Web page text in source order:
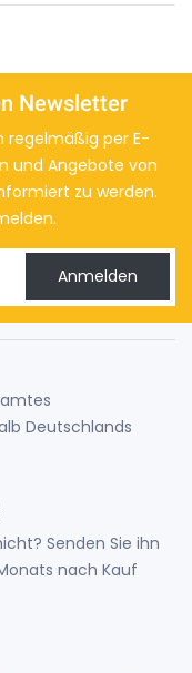
Newsletter
regelmäßig per E-
und Angebote von
zu werden.
Anmelden
Deutschlands
Senden Sie ihn
nach Kauf